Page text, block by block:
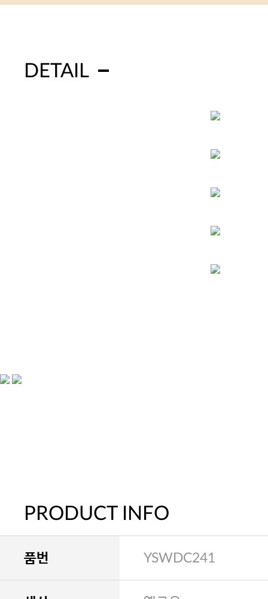
DETAIL
PRODUCT INFO
품번 YSWDC241